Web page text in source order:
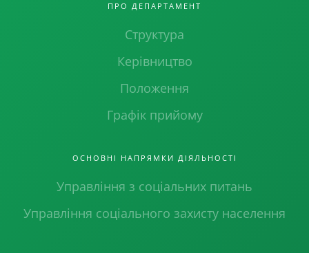
ПРО ДЕПАРТАМЕНТ
Структура
Керівництво
Положення
Графік прийому
ОСНОВНІ НАПРЯМКИ ДІЯЛЬНОСТІ
Управління з соціальних питань
Управління соціального захисту населення